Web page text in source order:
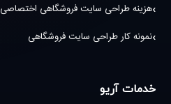
هزینه طراحی سایت فروشگاهی اختصاصی
نمونه کار طراحی سایت فروشگاهی
خدمات آریو